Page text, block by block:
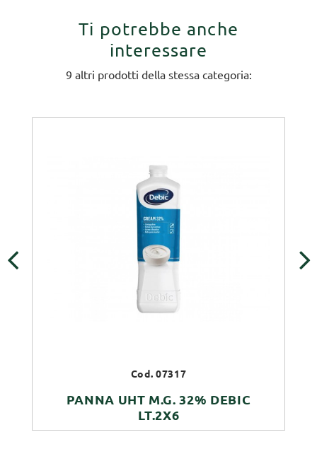
Ti potrebbe anche
interessare
9 altri prodotti della stessa categoria:
Cod. 07317
PANNA UHT M.G. 32% DEBIC
LT.2X6